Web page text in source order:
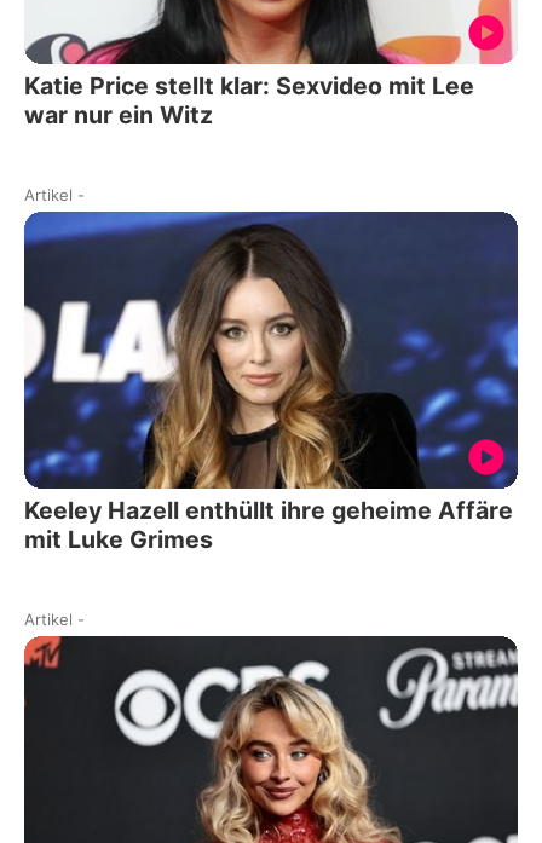
Katie Price stellt klar: Sexvideo mit Lee
war nur ein Witz
Artikel -
Keeley Hazell enthüllt ihre geheime Affäre
mit Luke Grimes
Artikel -